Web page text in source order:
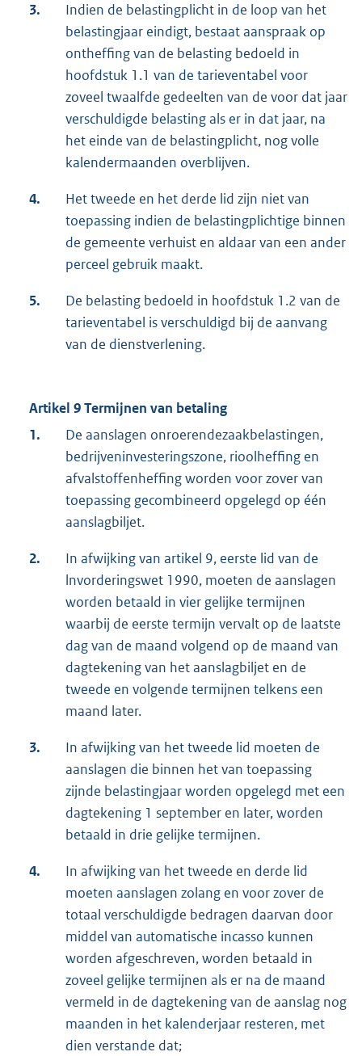
3.
Indien de belastingplicht in de loop van het
belastingjaar eindigt, bestaat aanspraak op
ontheffing van de belasting bedoeld in
hoofdstuk 1.1 van de tarieventabel voor
zoveel twaalfde gedeelten van de voor dat jaar
verschuldigde belasting als er in dat jaar, na
het einde van de belastingplicht, nog volle
kalendermaanden overblijven.
4.
Het tweede en het derde lid zijn niet van
toepassing indien de belastingplichtige binnen
de gemeente verhuist en aldaar van een ander
perceel gebruik maakt.
5.
De belasting bedoeld in hoofdstuk 1.2 van de
tarieventabel is verschuldigd bij de aanvang
van de dienstverlening.
Artikel 9 Termijnen van betaling
1.
De aanslagen onroerendezaakbelastingen,
bedrijveninvesteringszone, rioolheffing en
afvalstoffenheffing worden voor zover van
toepassing gecombineerd opgelegd op één
aanslagbiljet.
2.
In afwijking van artikel 9, eerste lid van de
lnvorderingswet 1990, moeten de aanslagen
worden betaald in vier gelijke termijnen
waarbij de eerste termijn vervalt op de laatste
dag van de maand volgend op de maand van
dagtekening van het aanslagbiljet en de
tweede en volgende termijnen telkens een
maand later.
3.
In afwijking van het tweede lid moeten de
aanslagen die binnen het van toepassing
zijnde belastingjaar worden opgelegd met een
dagtekening 1 september en later, worden
betaald in drie gelijke termijnen.
4.
In afwijking van het tweede en derde lid
moeten aanslagen zolang en voor zover de
totaal verschuldigde bedragen daarvan door
middel van automatische incasso kunnen
worden afgeschreven, worden betaald in
zoveel gelijke termijnen als er na de maand
vermeld in de dagtekening van de aanslag nog
maanden in het kalenderjaar resteren, met
dien verstande dat;